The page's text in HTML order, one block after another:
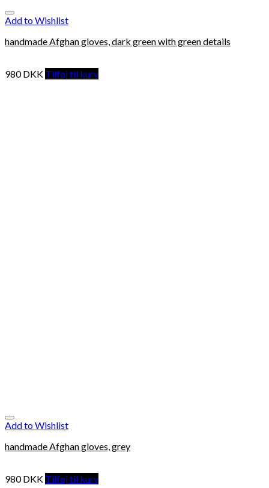
Add to Wishlist
handmade Afghan gloves, dark green with green details
980DKK Tilføj til kurv
Add to Wishlist
handmade Afghan gloves, grey
980DKK Tilføj til kurv